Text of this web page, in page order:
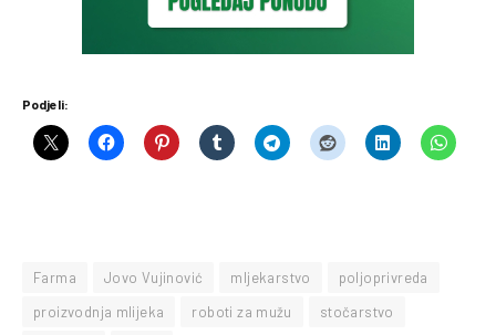
Podjeli:
Farma Jovo Vujinović mljekarstvo
poljoprivreda
proizvodnja mlijeka
roboti za mužu
stočarstvo